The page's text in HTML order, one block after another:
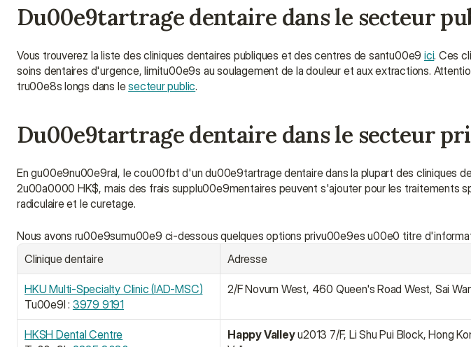
Du00e9tartrage dentaire dans le secteur
Vous trouverez la liste des cliniques dentaires publiques et des centres de santu00e9 ici. Ces
soins dentaires d'urgence, limitu00e9s au soulagement de la douleur et aux extractions.
tru00e8s longs dans le secteur public.
Du00e9tartrage dentaire dans le secteur
En gu00e9nu00e9ral, le cou00fbt d'un du00e9tartrage dentaire dans la plupart des cliniques
2u00a0000 HK$, mais des frais supplu00e9mentaires peuvent s'ajouter pour les traitements
radiculaire et le curetage.
Nous avons ru00e9sumu00e9 ci-dessous quelques options privu00e9es u00e0 titre
Clinique dentaire
Adresse
HKU Multi-Specialty Clinic (IAD-MSC)
Tu00e9l : 3979 9191
2/F Novum West, 460 Queen's Road West, Sai
HKSH Dental Centre
Happy Valley u2013 7/F, Li Shu Pui Block, Hong